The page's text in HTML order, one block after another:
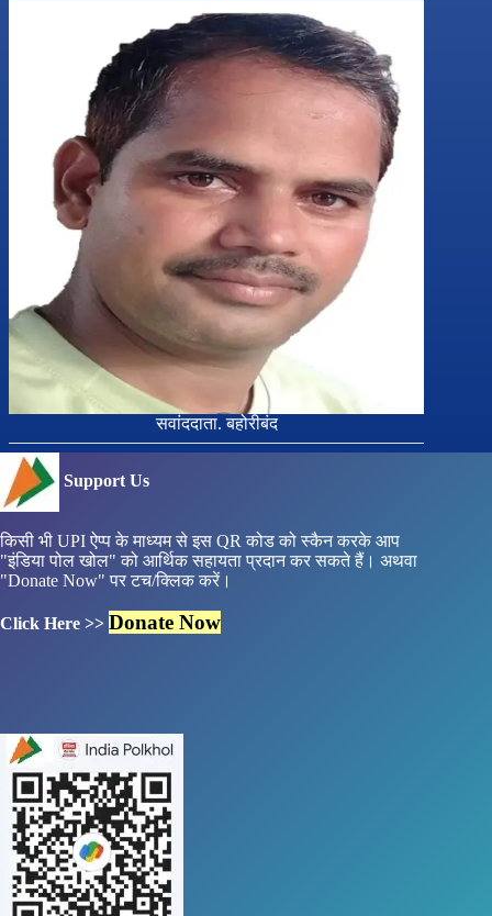
सवांददाता. बहोरीबंद
Support Us
किसी भी UPI ऐप्प के माध्यम से इस QR कोड को स्कैन करके आप
"इंडिया पोल खोल" को आर्थिक सहायता प्रदान कर सकते हैं। अथवा
"Donate Now" पर टच/क्लिक करें।
Click Here >> Donate Now